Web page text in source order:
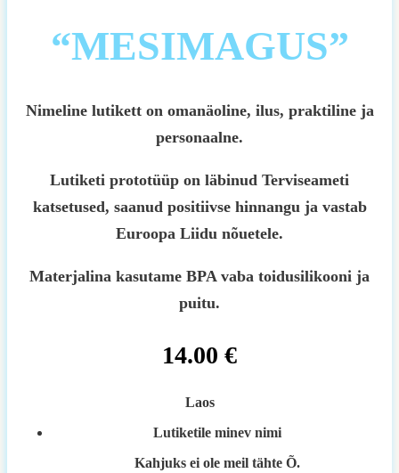
“MESIMAGUS”
Nimeline lutikett on omanäoline, ilus, praktiline ja
personaalne.
Lutiketi prototüüp on läbinud Terviseameti
katsetused, saanud positiivse hinnangu ja vastab
Euroopa Liidu nõuetele.
Materjalina kasutame BPA vaba toidusilikooni ja
puitu.
14.00 €
Laos
Lutiketile minev nimi
Kahjuks ei ole meil tähte Õ.